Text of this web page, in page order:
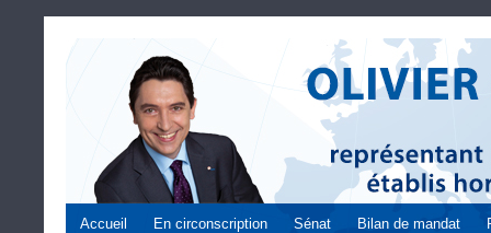
Accueil En circonscription Sénat Bilan de mandat